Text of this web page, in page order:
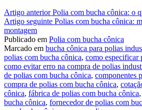
Continue
lendo
Artigo anteriorPolia com bucha cônica: o
Artigo seguinte Polias com bucha cônica:
montagem
Publicado em Polia com bucha cônica
Marcado em bucha cônica para polias
polias com bucha cônica, como especificar
como evitar erro na compra de polias
de polias com bucha cônica, componentes
compra de polias com bucha cônica,
cônica, fábrica de polias com bucha cônica,
bucha cônica, fornecedor de polias com